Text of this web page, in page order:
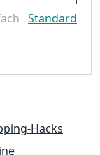
Standard
Hacks